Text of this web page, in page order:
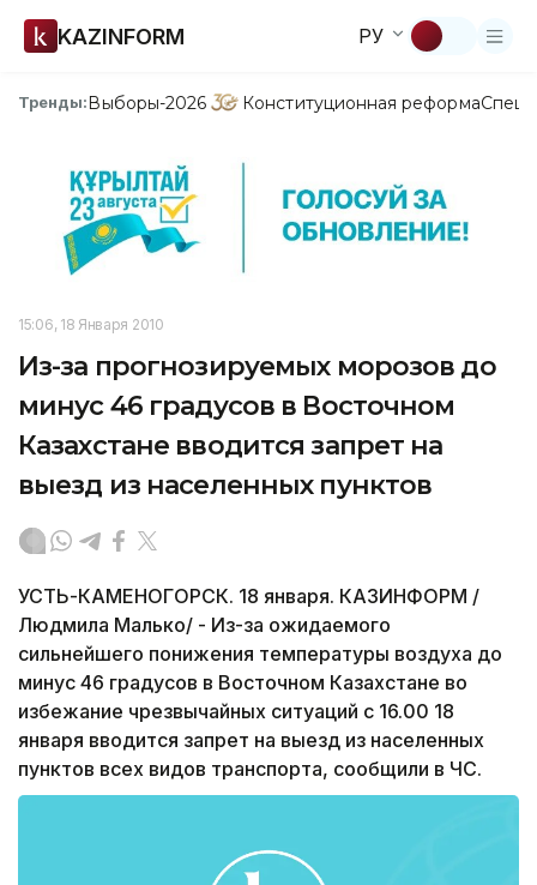
KAZINFORM РУ
Тренды:Выборы-2026 Конституционная реформа
15:06, 18 Января 2010
Из-за прогнозируемых морозов до
минус 46 градусов в Восточном
Казахстане вводится запрет на
выезд из населенных пунктов
УСТЬ-КАМЕНОГОРСК. 18 января. КАЗИНФОРМ /
Людмила Малько/ - Из-за ожидаемого
сильнейшего понижения температуры воздуха до
минус 46 градусов в Восточном Казахстане во
избежание чрезвычайных ситуаций с 16.00 18
января вводится запрет на выезд из населенных
пунктов всех видов транспорта, сообщили в ЧС.